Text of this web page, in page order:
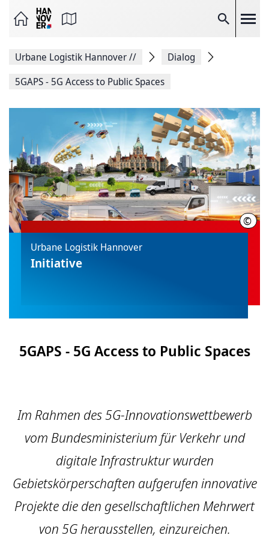
Suche
Facebook
Drucken
Urbane Logistik Hannover//
Dialog
5GAPS - 5G Access to Public Spaces
©
Urbane Logistik Hannover
Initiative
5GAPS - 5G Access to Public Spaces
Im Rahmen des 5G-Innovationswettbewerb
vom Bundesministerium für Verkehr und
digitale Infrastruktur wurden
Gebietskörperschaften aufgerufen innovative
Projekte die den gesellschaftlichen Mehrwert
von 5G herausstellen, einzureichen.